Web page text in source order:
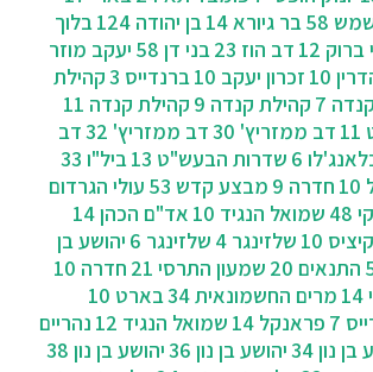
58 בר גיורא 14 בן יהודה 124
בלוך
12 דב הוז 23 בני דן 58
יעקב מוזר
10 זכרון יעקב 10 ברנדייס 3
קהילת
7 קהילת קנדה 9
קהילת קנדה 11
דב ממזריץ' 30 דב ממזריץ' 32
דב
6 שדרות הבעש"ט 13
ביל"ו 33
חדרה 9 מבצע קדש 53
עולי הגרדום
שמואל הנגיד 10
אד"ם הכהן 14
קיציס 10 שלזינגר 4 שלזינגר 6
יהושע בן
התנאים 20 שמעון התרסי 21
חדרה 10
מרים החשמונאית 34
בארט 10
7 פראנקל 14 שמואל הנגיד 12
נהריים
נון 34 יהושע בן נון 36
יהושע בן נון 38